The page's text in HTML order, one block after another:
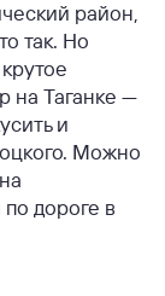
район,
так. Но
на Таганке —
и
Можно
дороге в